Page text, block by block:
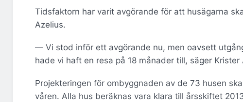
Tidsfaktorn har varit avgörande för att husägarna
Azelius.
— Vi stod inför ett avgörande nu, men oavsett
hade vi haft en resa på 18 månader till, säger Krister
Projekteringen för ombyggnaden av de 73 husen
våren. Alla hus beräknas vara klara till årsskiftet